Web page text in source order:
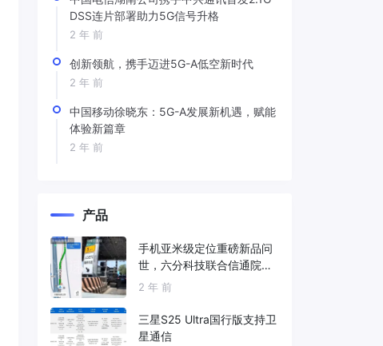
DSS连片部署助力5G信号升格
2 年 前
创新领航，携手迈进5G-A低空新时代
2 年 前
中国移动徐晓东：5G-A发展新机遇，赋能
体验新篇章
2 年 前
产品
手机亚米级定位重磅新品问
世，六分科技联合信通院发
布免费服务
2 年 前
三星S25 Ultra国行版支持卫
星通信